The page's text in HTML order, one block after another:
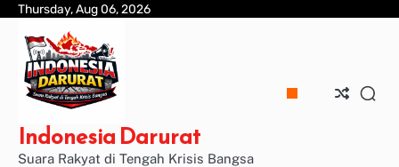
Skip
content
Thursday, Aug 06, 2026
Indonesia Darurat
Suara Rakyat di Tengah Krisis Bangsa